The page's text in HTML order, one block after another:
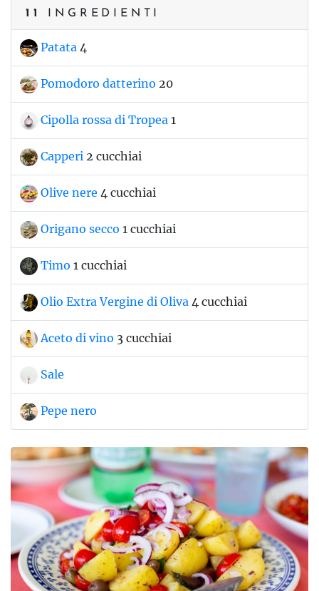
11 INGREDIENTI
Patata 4
Pomodoro datterino 20
Cipolla rossa di Tropea 1
Capperi 2 cucchiai
Olive nere 4 cucchiai
Origano secco 1 cucchiai
Timo 1 cucchiai
Olio Extra Vergine di Oliva 4 cucchiai
Aceto di vino 3 cucchiai
Sale
Pepe nero